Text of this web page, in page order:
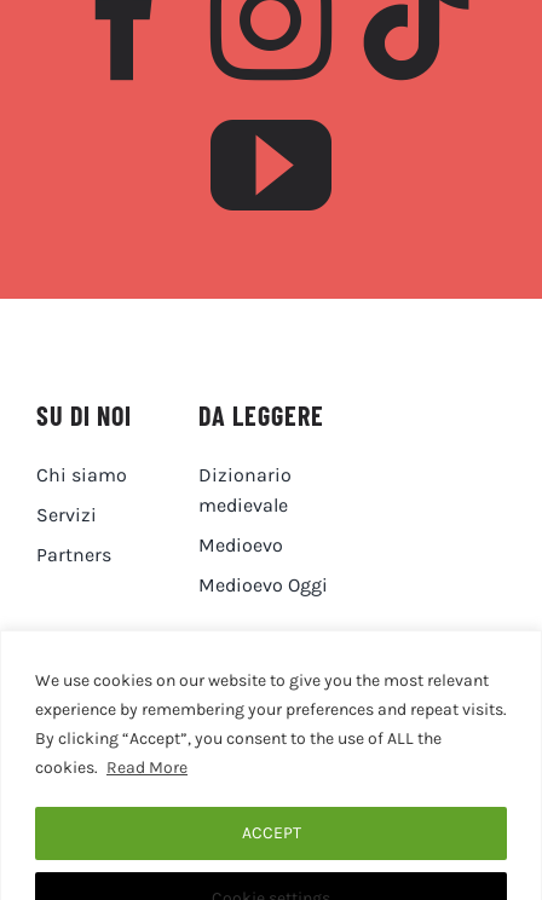
We use cookies on our website to give you the most relevant
experience by remembering your preferences and repeat visits.
By clicking “Accept”, you consent to the use of ALL the
cookies. Read More
ACCEPT
SU DI NOI
Chi siamo
Servizi
Partners
DA LEGGERE
Dizionario
medievale
Medioevo
Medioevo Oggi
DA GUARDARE
Canale YouTube
CONTATTI
Contatti